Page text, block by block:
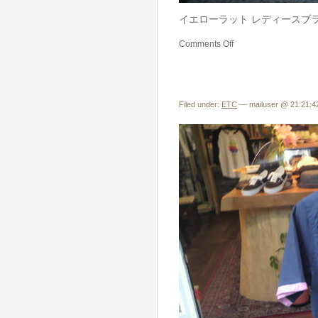
イエローラット レディースブ
Comments Off
Filed under: ETC — mailuser @